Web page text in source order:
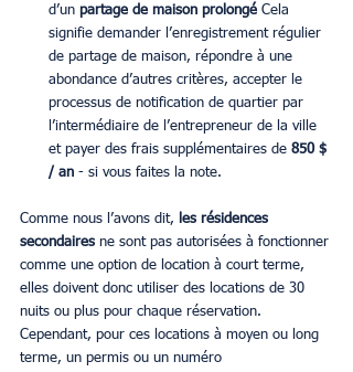
d’un partage de maison prolongé Cela
signifie demander l’enregistrement régulier
de partage de maison, répondre à une
abondance d’autres critères, accepter le
processus de notification de quartier par
l’intermédiaire de l’entrepreneur de la ville
et payer des frais supplémentaires de 850 $
/ an - si vous faites la note.
Comme nous l’avons dit,
les résidences
secondaires ne sont pas autorisées à fonctionner
comme une option de location à court terme,
elles doivent donc utiliser des locations de 30
nuits ou plus pour chaque réservation.
Cependant, pour ces locations à moyen ou long
terme, un permis ou un numéro